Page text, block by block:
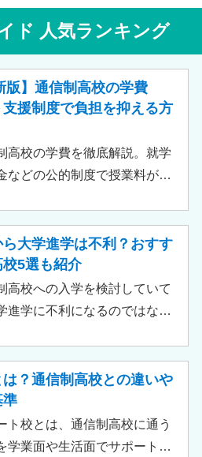
ド 人気ランキング
版】通信制高校の学費
援制度で負担を抑える方
高校の学費を徹底解説。就学
などの公的制度で授業料が実
申請時の注意点などをわかり
解説します。費用負担を抑え
のでチェックしてみましょ
大学進学は不利？おすす
5選も紹介
高校への入学を検討していて
進学に不利になるのではない
ないでしょうか。 結論とし
信制高校に通っているからと
大学進学に不利になることは
せん。中には、大学進学を想
？通信制高校との違いや
準
ト校とは、通信制高校に通う
学業面や生活面でサポートす